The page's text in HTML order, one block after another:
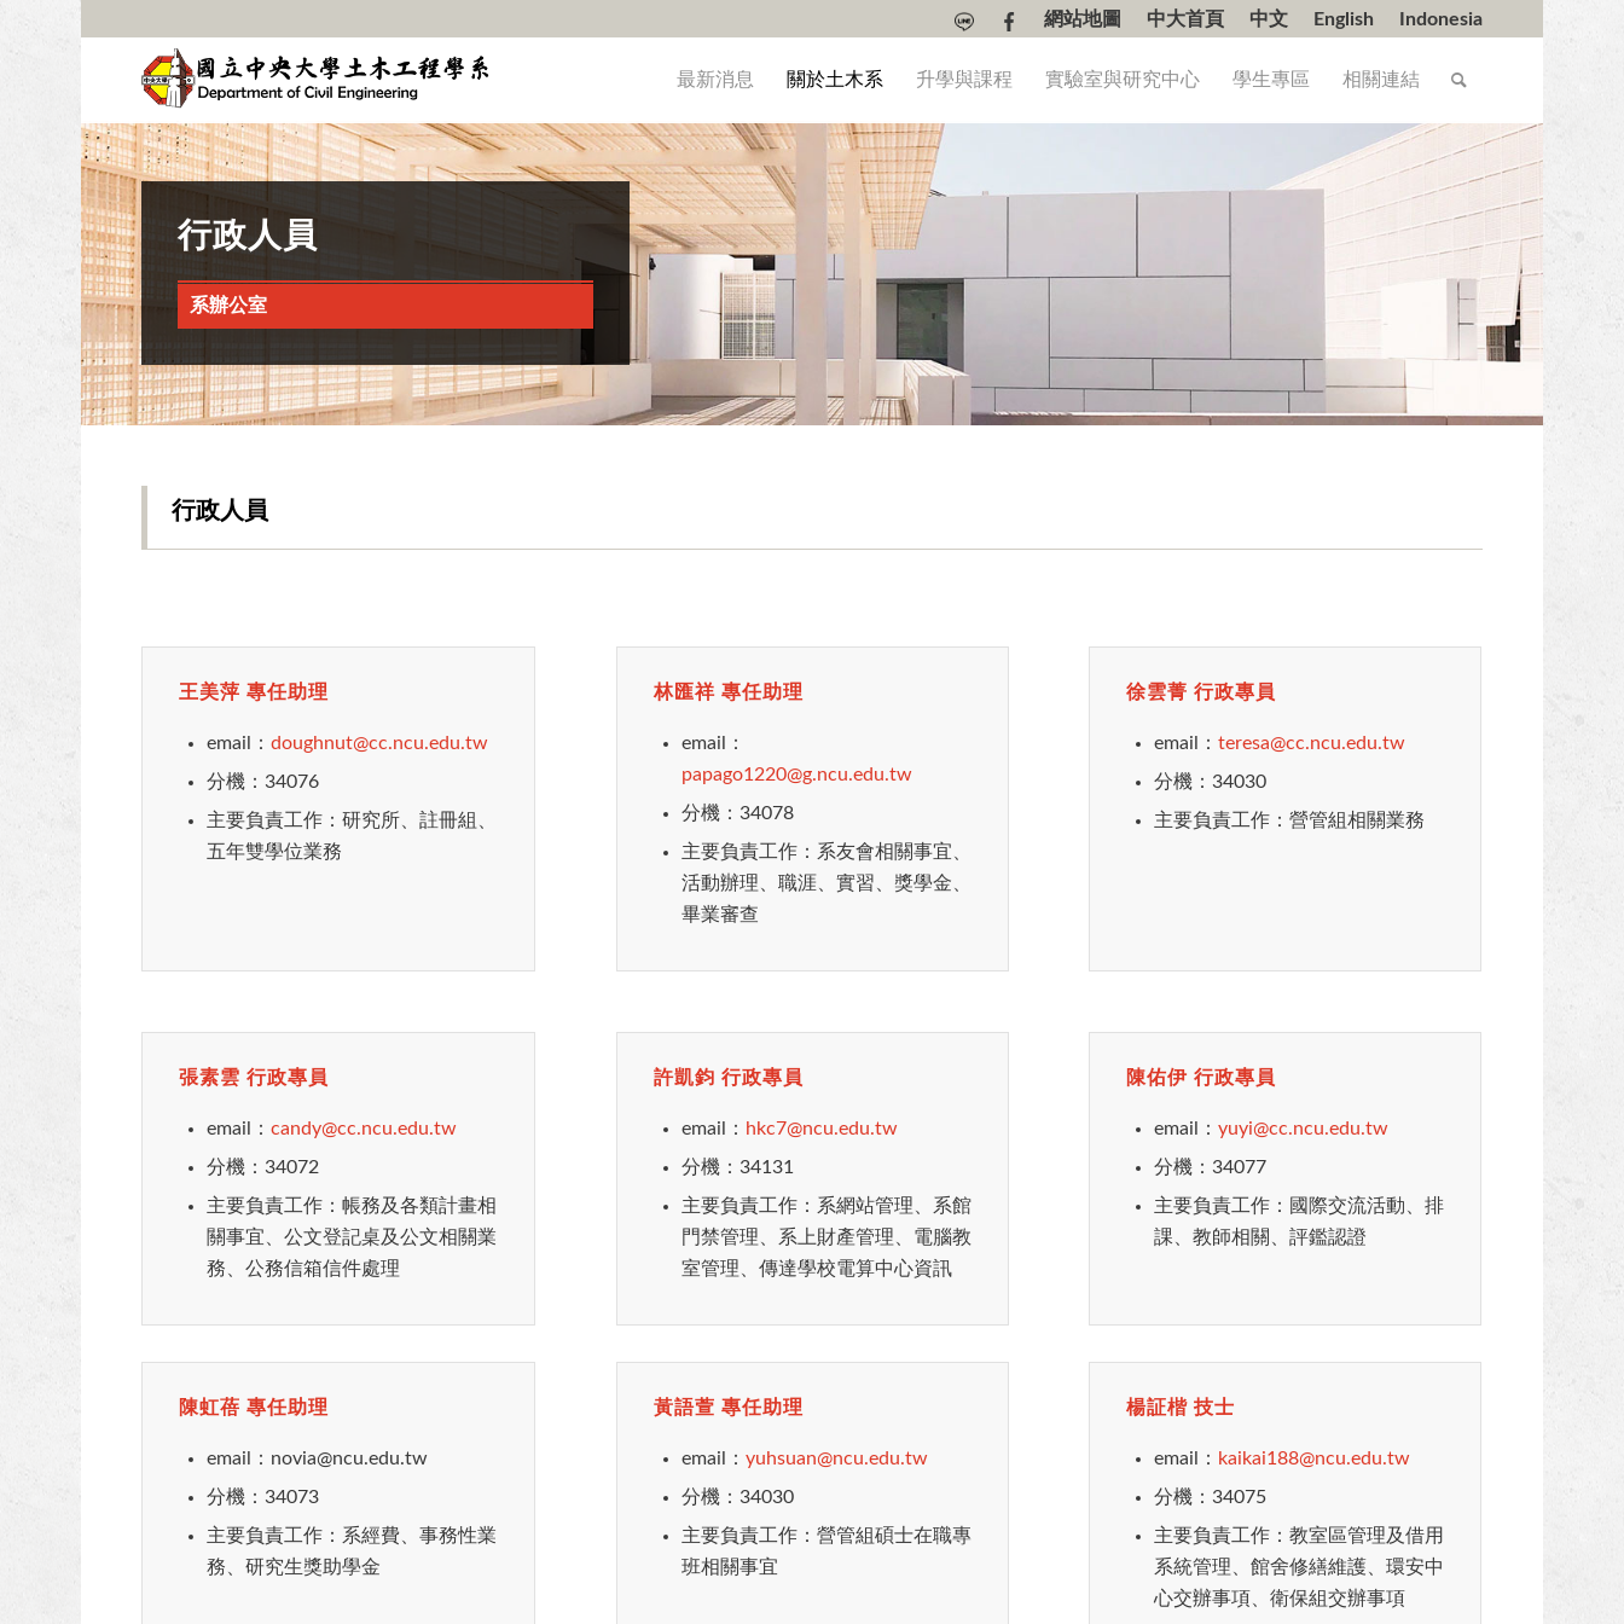
網站地圖 中大首頁 中文 English Indonesia
最新消息 關於土木系 升學與課程 實驗室與研究中心 學生專區 相關連結
行政人員
系辦公室
行政人員
王美萍 專任助理
email：doughnut@cc.ncu.edu.tw
分機：34076
主要負責工作：研究所、註冊組、
五年雙學位業務
林匯祥 專任助理
email：
papago1220@g.ncu.edu.tw
分機：34078
主要負責工作：系友會相關事宜、
活動辦理、職涯、實習、獎學金、
畢業審查
徐雲菁 行政專員
email：teresa@cc.ncu.edu.tw
分機：34030
主要負責工作：營管組相關業務
張素雲 行政專員
email：candy@cc.ncu.edu.tw
分機：34072
主要負責工作：帳務及各類計畫相
關事宜、公文登記桌及公文相關業
務、公務信箱信件處理
許凱鈞 行政專員
email： hkc7@ncu.edu.tw
分機：34131
主要負責工作：系網站管理、系館
門禁管理、系上財產管理、電腦教
室管理、傳達學校電算中心資訊
陳佑伊 行政專員
email：yuyi@cc.ncu.edu.tw
分機：34077
主要負責工作：國際交流活動、排
課、教師相關、評鑑認證
陳虹蓓 專任助理
email：novia@ncu.edu.tw
分機：34073
主要負責工作：系經費、事務性業
務、研究生獎助學金
黃語萱 專任助理
email：yuhsuan@ncu.edu.tw
分機：34030
主要負責工作：營管組碩士在職專
班相關事宜
楊証楷 技士
email： kaikai188@ncu.edu.tw
分機：34075
主要負責工作：教室區管理及借用
系統管理、館舍修繕維護、環安中
心交辦事項、衛保組交辦事項